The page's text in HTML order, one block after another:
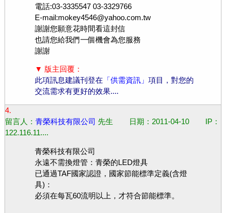
電話:03-3335547 03-3329766
E-mail:mokey4546@yahoo.com.tw
謝謝您願意花時間看這封信
也請您給我們一個機會為您服務
謝謝
▼ 版主回覆：
此項訊息建議刊登在 「供需資訊」 項目，對您的
交流需求有更好的效果....
4.
留言人： 青榮科技有限公司 先生 日期：2011-04-10 IP：
122.116.11....
青榮科技有限公司
永遠不需換燈管：青榮的LED燈具
已通過TAF國家認證，國家節能標準定義(含燈
具)：
必須在每瓦60流明以上，才符合節能標準。